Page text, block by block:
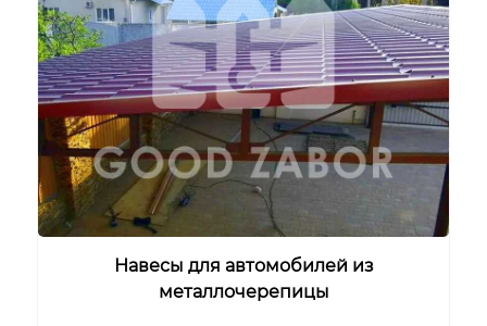
Навесы для автомобилей из
металлочерепицы